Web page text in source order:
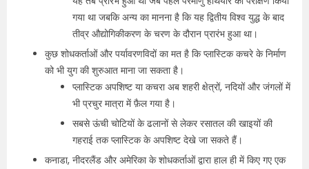
गया था जबकि अन्य का मानना है कि यह द्वितीय विश्व युद्ध के बाद
तीव्र औद्योगिकीकरण के चरण के दौरान प्रारंभ हुआ था।
कुछ शोधकर्ताओं और पर्यावरणविदों का मत है कि प्लास्टिक कचरे के निर्माण
को भी युग की शुरुआत माना जा सकता है।
प्लास्टिक अपशिष्ट या कचरा अब शहरी क्षेत्रों, नदियों और जंगलों में
भी प्रचुर मात्रा में फ़ैल गया है।
सबसे ऊंची चोटियों के ढलानों से लेकर रसातल की खाइयों की
गहराई तक प्लास्टिक के अपशिष्ट देखे जा सकते हैं।
कनाडा, नीदरलैंड और अमेरिका के शोधकर्ताओं द्वारा हाल ही में किए गए एक